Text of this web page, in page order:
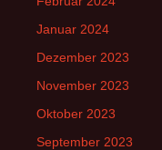
Januar 2024
Dezember 2023
November 2023
Oktober 2023
September 2023